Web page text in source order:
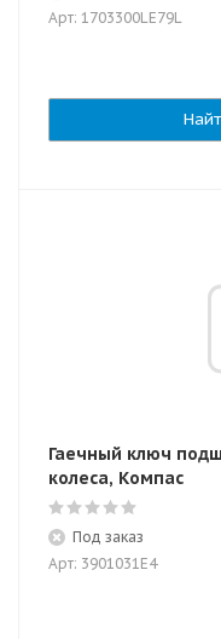
Арт: 1703300LE79L
Гаечный ключ
колеса, Компас
Под заказ
Арт: 3901031E4